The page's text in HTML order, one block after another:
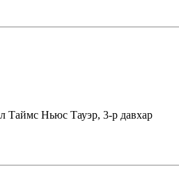
Таймс Ньюс Тауэр, 3-р давхар